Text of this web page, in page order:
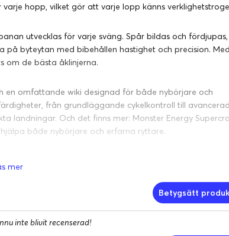
hopp, vilket gör att varje lopp känns
utvecklas för varje sväng. Spår bildas och fördjupas,
byteytan med bibehållen hastighet och precision. Med
om de bästa åklinjerna.
en omfattande wiki designad för både nybörjare och
från grundläggande cykelkontroll till
landningar. Och det finns mer: Monster Energy
både nybörjare och erfarna ryttare.
realtidstävlingar. Oavsett om du tävlar i avslappnade
mer
Betygsätt
inte blivit recenserad!